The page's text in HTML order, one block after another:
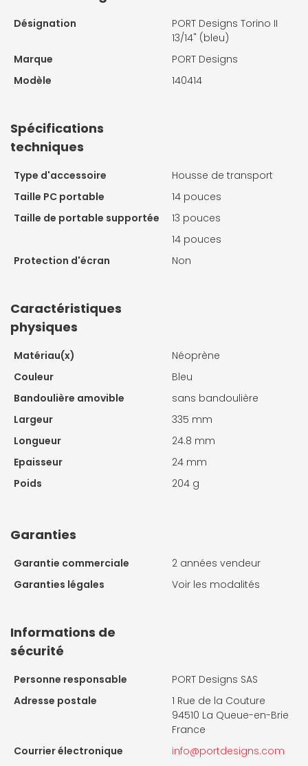
Désignation
PORT Designs Torino II
13/14" (bleu)
Marque
PORT Designs
Modèle
140414
Spécifications
techniques
Type d'accessoire
Housse de transport
Taille PC portable
14 pouces
Taille de portable supportée
13 pouces
14 pouces
Protection d'écran
Non
Caractéristiques
physiques
Matériau(x)
Néoprène
Couleur
Bleu
Bandoulière amovible
sans bandoulière
Largeur
335 mm
Longueur
24.8 mm
Epaisseur
24 mm
Poids
204 g
Garanties
Garantie commerciale
2 années vendeur
Garanties légales
Voir les modalités
Informations de
sécurité
Personne responsable
PORT Designs SAS
Adresse postale
1 Rue de la Couture
94510 La Queue-en-Brie
France
Courrier électronique
info@portdesigns.com